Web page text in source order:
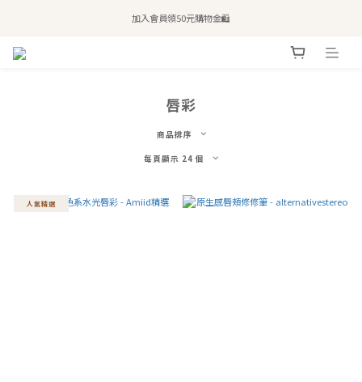
全站滿$2,500免運｜6/30前 含新品滿$1,300超取免運
加入會員領50元購物金🛍️
唇彩
商品排序
每頁顯示 24 個
人氣精選